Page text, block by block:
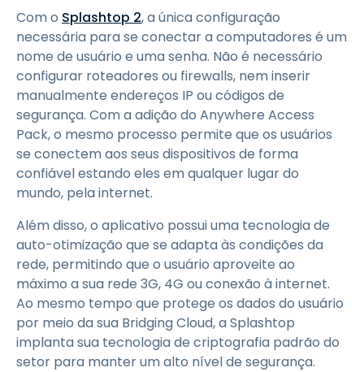
Com o Splashtop 2, a única configuração
necessária para se conectar a computadores é um
nome de usuário e uma senha. Não é necessário
configurar roteadores ou firewalls, nem inserir
manualmente endereços IP ou códigos de
segurança. Com a adição do Anywhere Access
Pack, o mesmo processo permite que os usuários
se conectem aos seus dispositivos de forma
confiável estando eles em qualquer lugar do
mundo, pela internet.
Além disso, o aplicativo possui uma tecnologia de
auto-otimização que se adapta às condições da
rede, permitindo que o usuário aproveite ao
máximo a sua rede 3G, 4G ou conexão à internet.
Ao mesmo tempo que protege os dados do usuário
por meio da sua Bridging Cloud, a Splashtop
implanta sua tecnologia de criptografia padrão do
setor para manter um alto nível de segurança.